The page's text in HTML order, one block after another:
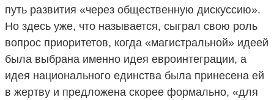
путь развития «через общественную дискуссию».
Но здесь уже, что называется, сыграл свою роль
вопрос приоритетов, когда «магистральной» идеей
была выбрана именно идея евроинтеграции, а
идея национального единства была принесена ей
в жертву и предложена скорее формально, «для